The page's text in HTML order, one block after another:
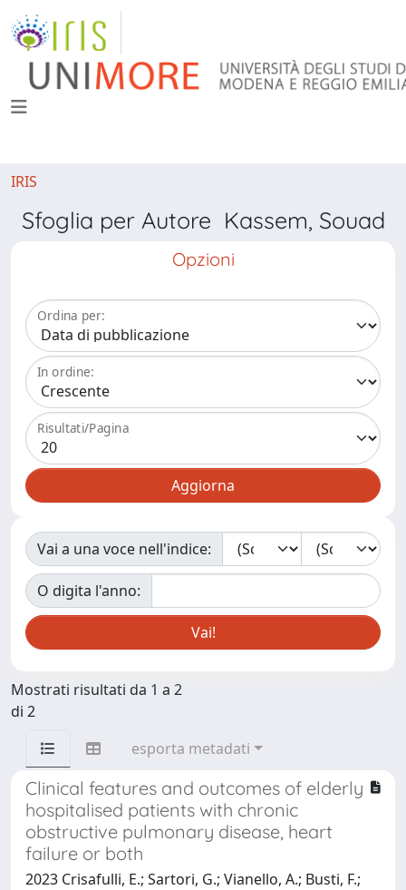
IRIS
Sfoglia per Autore Kassem, Souad
Opzioni
Ordina per:
In ordine:
Risultati/Pagina
Vai a una voce nell'indice:
O digita l'anno:
Mostrati risultati da 1 a 2
di 2
esporta metadati
Clinical features and outcomes of elderly
hospitalised patients with chronic
obstructive pulmonary disease, heart
failure or both
2023 Crisafulli, E.; Sartori, G.; Vianello, A.; Busti, F.;